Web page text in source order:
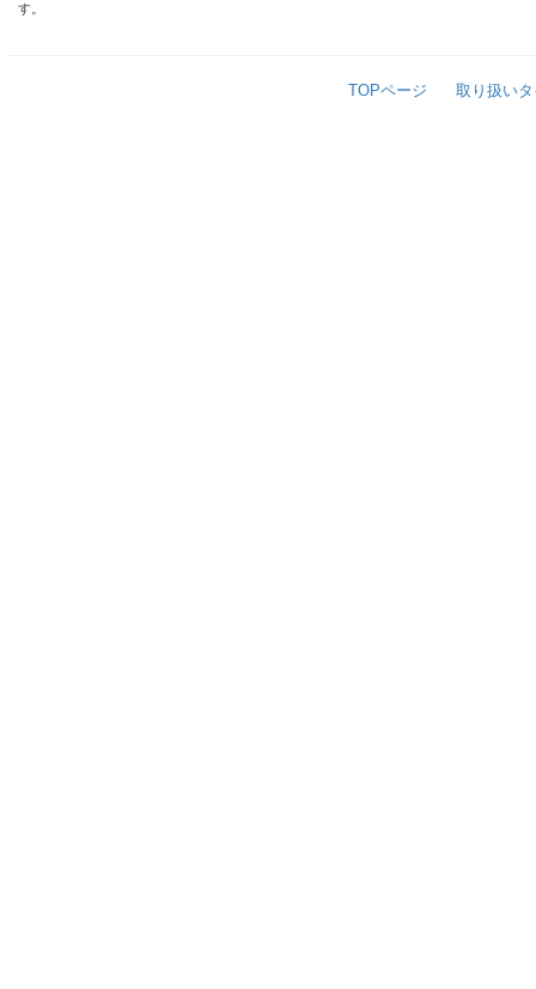
す。
TOPページ 取り扱い